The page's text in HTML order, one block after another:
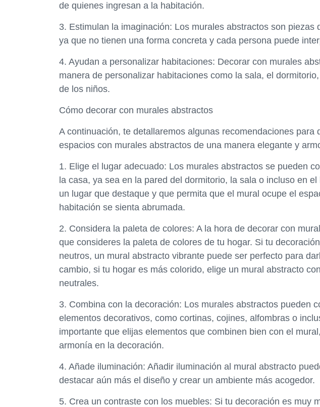
de quienes ingresan a la habitación.
3. Estimulan la imaginación: Los murales abstractos son piezas
ya que no tienen una forma concreta y cada persona puede
4. Ayudan a personalizar habitaciones: Decorar con murales
manera de personalizar habitaciones como la sala, el
de los niños.
Cómo decorar con murales abstractos
A continuación, te detallaremos algunas recomendaciones para
espacios con murales abstractos de una manera elegante y
1. Elige el lugar adecuado: Los murales abstractos se pueden
la casa, ya sea en la pared del dormitorio, la sala o incluso en
un lugar que destaque y que permita que el mural ocupe el
habitación se sienta abrumada.
2. Considera la paleta de colores: A la hora de decorar con
que consideres la paleta de colores de tu hogar. Si tu
neutros, un mural abstracto vibrante puede ser perfecto para
cambio, si tu hogar es más colorido, elige un mural abstracto
neutrales.
3. Combina con la decoración: Los murales abstractos pueden
elementos decorativos, como cortinas, cojines, alfombras o
importante que elijas elementos que combinen bien con el
armonía en la decoración.
4. Añade iluminación: Añadir iluminación al mural abstracto
destacar aún más el diseño y crear un ambiente más acogedor.
5. Crea un contraste con los muebles: Si tu decoración es muy